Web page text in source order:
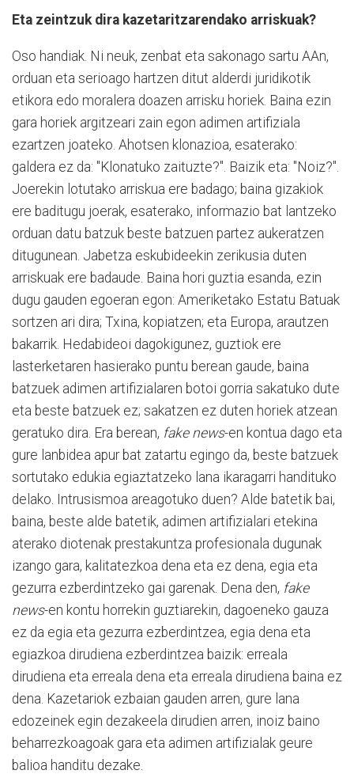
Eta zeintzuk dira kazetaritzarendako arriskuak?
Oso handiak. Ni neuk, zenbat eta sakonago sartu AAn,
orduan eta serioago hartzen ditut alderdi juridikotik
etikora edo moralera doazen arrisku horiek. Baina ezin
gara horiek argitzeari zain egon adimen artifiziala
ezartzen joateko. Ahotsen klonazioa, esaterako:
galdera ez da: "Klonatuko zaituzte?". Baizik eta: "Noiz?".
Joerekin lotutako arriskua ere badago; baina gizakiok
ere baditugu joerak, esaterako, informazio bat lantzeko
orduan datu batzuk beste batzuen partez aukeratzen
ditugunean. Jabetza eskubideekin zerikusia duten
arriskuak ere badaude. Baina hori guztia esanda, ezin
dugu gauden egoeran egon: Ameriketako Estatu Batuak
sortzen ari dira; Txina, kopiatzen; eta Europa, arautzen
bakarrik. Hedabideoi dagokigunez, guztiok ere
lasterketaren hasierako puntu berean gaude, baina
batzuek adimen artifizialaren botoi gorria sakatuko dute
eta beste batzuek ez; sakatzen ez duten horiek atzean
geratuko dira. Era berean, fake news-en kontua dago eta
gure lanbidea apur bat zatartu egingo da, beste batzuek
sortutako edukia egiaztatzeko lana ikaragarri handituko
delako. Intrusismoa areagotuko duen? Alde batetik bai,
baina, beste alde batetik, adimen artifizialari etekina
aterako diotenak prestakuntza profesionala dugunak
izango gara, kalitatezkoa dena eta ez dena, egia eta
gezurra ezberdintzeko gai garenak. Dena den, fake
news-en kontu horrekin guztiarekin, dagoeneko gauza
ez da egia eta gezurra ezberdintzea, egia dena eta
egiazkoa dirudiena ezberdintzea baizik: erreala
dirudiena eta erreala dena eta erreala dirudiena baina ez
dena. Kazetariok ezbaian gauden arren, gure lana
edozeinek egin dezakeela dirudien arren, inoiz baino
beharrezkoagoak gara eta adimen artifizialak geure
balioa handitu dezake.